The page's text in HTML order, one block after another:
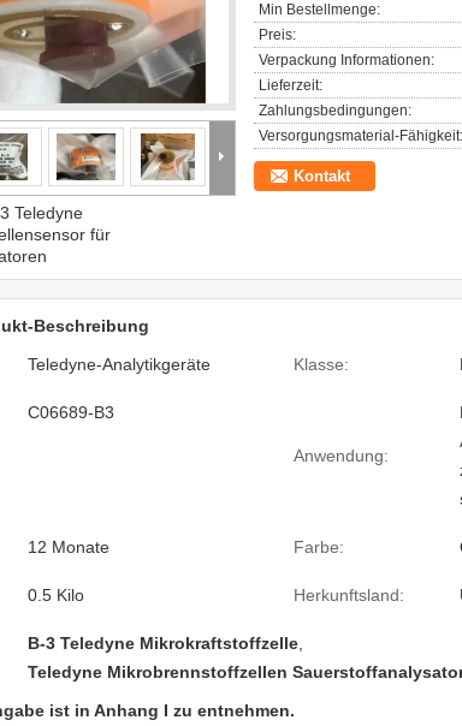
Teledyne
für
Min Bestellmenge:
Preis:
Verpackung Informationen:
Lieferzeit:
Zahlungsbedingungen:
Versorgungsmaterial-Fähigkeit:
Kontakt
Beschreibung
Teledyne-Analytikgeräte Klasse:
C06689-B3
Anwendung:
12 Monate Farbe:
0.5 Kilo Herkunftsland:
B-3 Teledyne Mikrokraftstoffzelle
Teledyne Mikrobrennstoffzellen
ist in Anhang I zu entnehmen.